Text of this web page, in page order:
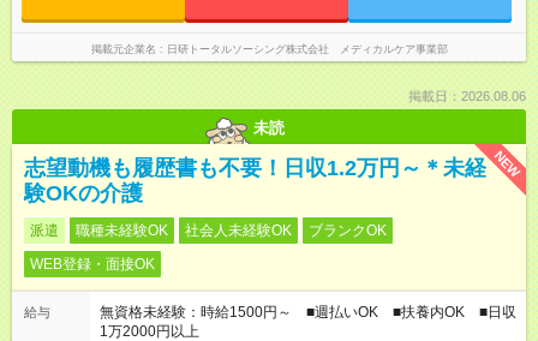
掲載元企業名 日研トータルソーシング株式会社 メディカルケア事業部
掲載日：2026.08.06
未読
NEW
志望動機も履歴書も不要！日収1.2万円～＊未経
験OKの介護
派遣 職種未経験OK 社会人未経験OK
ブランクOK
WEB登録・面接OK
給与
無資格未経験：時給1500円～ ■週払いOK ■扶養内OK ■日収
1万2000円以上